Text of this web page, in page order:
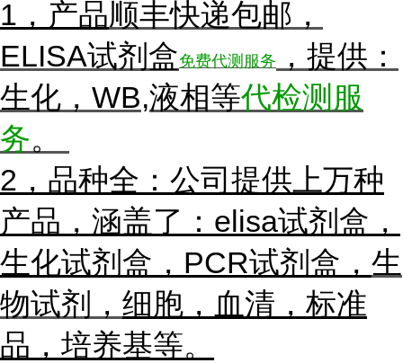
1，产品顺丰快递包邮，
ELISA试剂盒免费代测服务
，提供：
生化，WB,液相等代检测服
务。
2，品种全：公司提供上万种
产品，涵盖了：elisa试剂盒，
生化试剂盒，PCR试剂盒， 生
物试剂， 细胞，血清，标准
品，培养基等。